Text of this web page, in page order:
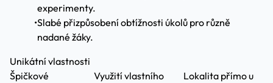
experimenty.
•Slabé přizpůsobení obtížnosti úkolů pro různě
nadané žáky.
Unikátní vlastnosti
Špičkové
Využití vlastního
Lokalita přímo u